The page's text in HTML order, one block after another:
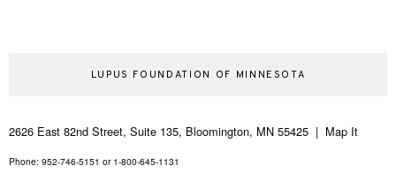
LUPUS FOUNDATION OF MINNESOTA
2626 East 82nd Street, Suite 135, Bloomington, MN 55425 | Map It
Phone: 952-746-5151 or 1-800-645-1131